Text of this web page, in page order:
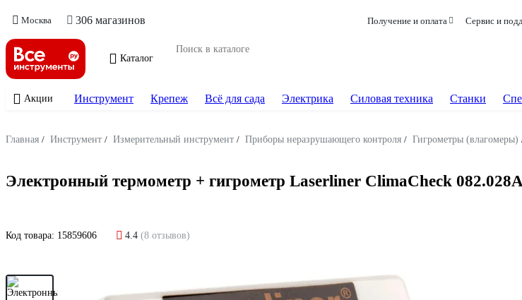
Москва 306 магазинов Получение и оплата Сервис и
Каталог
Акции Инструмент Крепеж Всё для сада Электрика Силовая техника Станки
Главная / Инструмент / Измерительный инструмент / Приборы неразрушающего контроля / Гигрометры (влагомеры)
Электронный термометр + гигрометр Laserliner ClimaCheck
Код товара: 15859606 4.4 (8 отзывов)